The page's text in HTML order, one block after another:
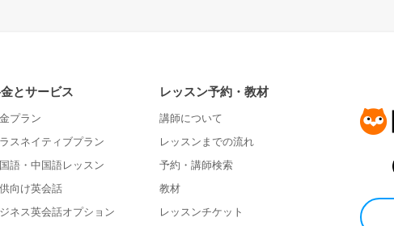
とサービス
プラン
スネイティブプラン
語・中国語レッスン
向け英会話
ネス英会話オプション
レッスン予約・教材
講師について
レッスンまでの流れ
予約・講師検索
教材
レッスンチケット